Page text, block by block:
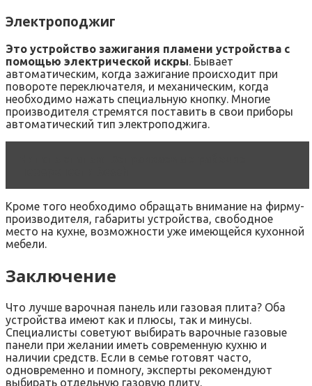
Электроподжиг
Это устройство зажигания пламени устройства с
помощью электрической искры. Бывает
автоматическим, когда зажигание происходит при
повороте переключателя, и механическим, когда
необходимо нажать специальную кнопку. Многие
производителя стремятся поставить в свои приборы
автоматический тип электроподжига.
Кроме того необходимо обращать внимание на фирму-
производителя, габариты устройства, свободное
место на кухне, возможности уже имеющейся кухонной
мебели.
Заключение
Что лучше варочная панель или газовая плита? Оба
устройства имеют как и плюсы, так и минусы.
Специалисты советуют выбирать варочные газовые
панели при желании иметь современную кухню и
наличии средств. Если в семье готовят часто,
одновременно и помногу, эксперты рекомендуют
выбирать отдельную газовую плиту.